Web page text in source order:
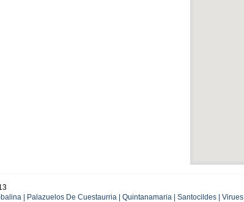
| Palazuelos De Cuestaurria | Quintanamaria | Santocildes | Virues |